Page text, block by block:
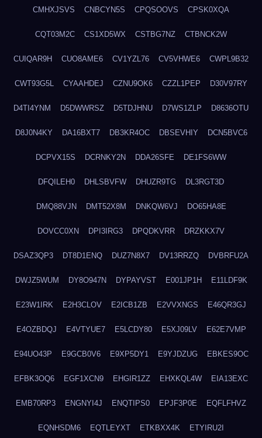
CMHXJSVS CNBCYN5S CPQSOOVS CPSK0XQA
CQT03M2C CS1XD5WX CSTBG7NZ CTBNCK2W
CUIQAR9H CUO8AME6 CV1YZL76 CV5VHWE6 CWPL9B32
CWT93G5L CYAAHDEJ CZNU9OK6 CZZL1PEP D30V97RY
D4TI4YNM D5DWWRSZ D5TDJHNU D7WS1ZLP D8636OTU
D8J0N4KY DA16BXT7 DB3KR4OC DBSEVHIY DCN5BVC6
DCPVX15S DCRNKY2N DDA26SFE DE1FS6WW
DFQILEH0 DHLSBVFW DHUZR9TG DL3RGT3D
DMQ88VJN DMT52X8M DNKQW6VJ DO65HA8E
DOVCC0XN DPI3IRG3 DPQDKVRR DRZKKX7V
DSAZ3QP3 DT8D1ENQ DUZ7N8X7 DV13RRZQ DVBRFU2A
DWJZ5WUM DY8O947N DYPAYVST E001JP1H E11LDF9K
E23W1IRK E2H3CLOV E2ICB1ZB E2VVXNGS E46QR3GJ
E4OZBDQJ E4VTYUE7 E5LCDY80 E5XJ09LV E62E7VMP
E94UO43P E9GCB0V6 E9XP5DY1 E9YJDZUG EBKES9OC
EFBK3OQ6 EGF1XCN9 EHGIR1ZZ EHXKQL4W EIA13EXC
EMB70RP3 ENGNYI4J ENQTIPS0 EPJF3P0E EQFLFHVZ
EQNHSDM6 EQTLEYXT ETKBXX4K ETYIRU2I